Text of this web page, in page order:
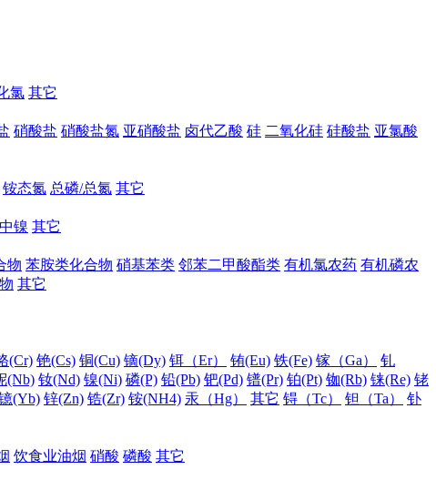
氯 其它
硝酸盐 硝酸盐氮 亚硝酸盐 卤代乙酸 硅 二氧化硅 硅酸盐 亚氯酸
铵态氮 总磷/总氮 其它
镍 其它
物 苯胺类化合物 硝基苯类 邻苯二甲酸酯类 有机氯农药 有机磷农
其它
(Cr) 铯(Cs) 铜(Cu) 镝(Dy) 铒（Er） 铕(Eu) 铁(Fe) 镓（Ga）
钆
(Nb) 钕(Nd) 镍(Ni) 磷(P) 铅(Pb) 钯(Pd) 镨(Pr) 铂(Pt) 铷(Rb) 铼(Re) 铑
(Yb) 锌(Zn) 锆(Zr) 铵(NH4) 汞（Hg） 其它 锝（Tc） 钽（Ta）
钋
饮食业油烟 硝酸 磷酸 其它